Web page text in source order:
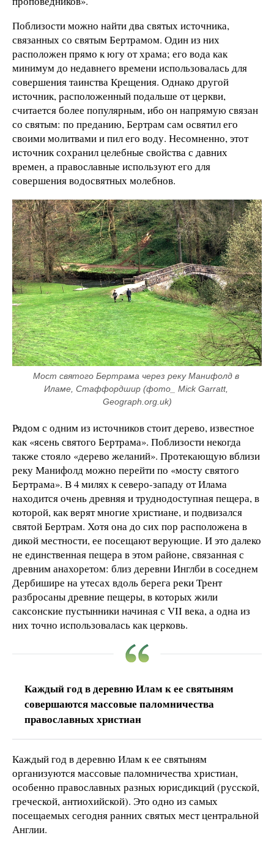
Поблизости можно найти два святых источника,
связанных со святым Бертрамом. Один из них
расположен прямо к югу от храма; его вода как
минимум до недавнего времени использовалась для
совершения таинства Крещения. Однако другой
источник, расположенный подальше от церкви,
считается более популярным, ибо он напрямую связан
со святым: по преданию, Бертрам сам освятил его
своими молитвами и пил его воду. Несомненно, этот
источник сохранил целебные свойства с давних
времен, а православные используют его для
совершения водосвятных молебнов.
Мост святого Бертрама через реку Манифолд в
Иламе, Стаффордшир (фото_ Mick Garratt,
Geograph.org.uk)
Рядом с одним из источников стоит дерево, известное
как «ясень святого Бертрама». Поблизости некогда
также стояло «дерево желаний». Протекающую вблизи
реку Манифолд можно перейти по «мосту святого
Бертрама». В 4 милях к северо-западу от Илама
находится очень древняя и труднодоступная пещера, в
которой, как верят многие христиане, и подвизался
святой Бертрам. Хотя она до сих пор расположена в
дикой местности, ее посещают верующие. И это далеко
не единственная пещера в этом районе, связанная с
древним анахоретом: близ деревни Инглби в соседнем
Дербишире на утесах вдоль берега реки Трент
разбросаны древние пещеры, в которых жили
саксонские пустынники начиная с VII века, а одна из
них точно использовалась как церковь.
Каждый год в деревню Илам к ее святыням
совершаются массовые паломничества
православных христиан
Каждый год в деревню Илам к ее святыням
организуются массовые паломничества христиан,
особенно православных разных юрисдикций (русской,
греческой, антиохийской). Это одно из самых
посещаемых сегодня ранних святых мест центральной
Англии.